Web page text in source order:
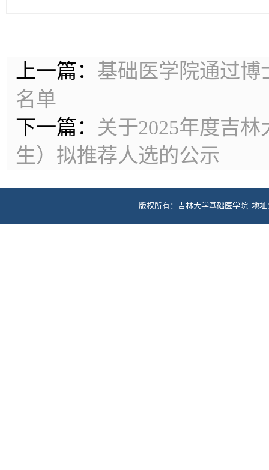
上一篇： 基础医学院通过博
名单
下一篇： 关于2025年度吉
生）拟推荐人选的公示
版权所有：吉林大学基础医学院 地